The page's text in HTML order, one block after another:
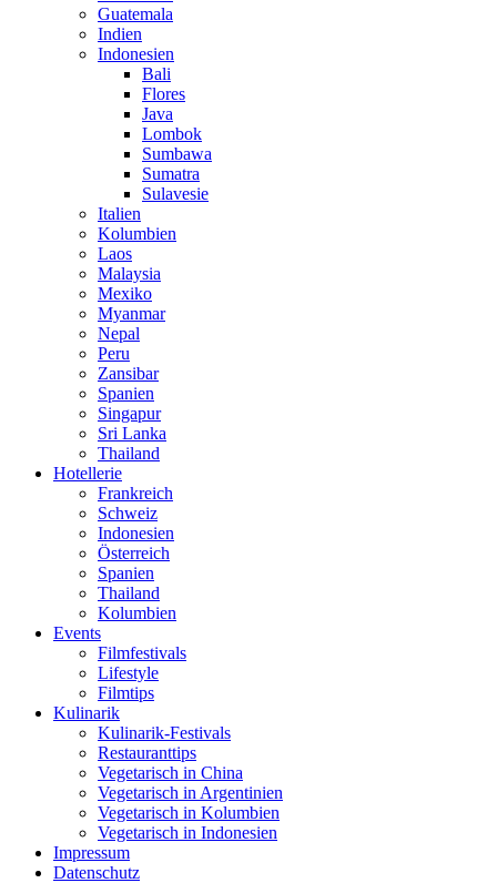
Guatemala
Indien
Indonesien
Bali
Flores
Java
Lombok
Sumbawa
Sumatra
Sulavesie
Italien
Kolumbien
Laos
Malaysia
Mexiko
Myanmar
Nepal
Peru
Zansibar
Spanien
Singapur
Sri Lanka
Thailand
Hotellerie
Frankreich
Schweiz
Indonesien
Österreich
Spanien
Thailand
Kolumbien
Events
Filmfestivals
Lifestyle
Filmtips
Kulinarik
Kulinarik-Festivals
Restauranttips
Vegetarisch in China
Vegetarisch in Argentinien
Vegetarisch in Kolumbien
Vegetarisch in Indonesien
Impressum
Datenschutz